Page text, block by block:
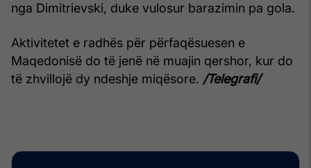
nga Dimitrievski, duke vulosur barazimin pa gola.
Aktivitetet e radhës për përfaqësuesen e
Maqedonisë do të jenë në muajin qershor, kur do
të zhvillojë dy ndeshje miqësore. /Telegrafi/